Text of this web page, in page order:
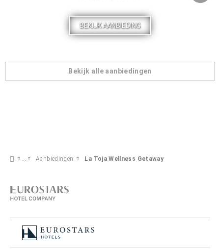
BEKIJK AANBIEDING
Bekijk alle aanbiedingen
Aanbiedingen La Toja Wellness Getaway